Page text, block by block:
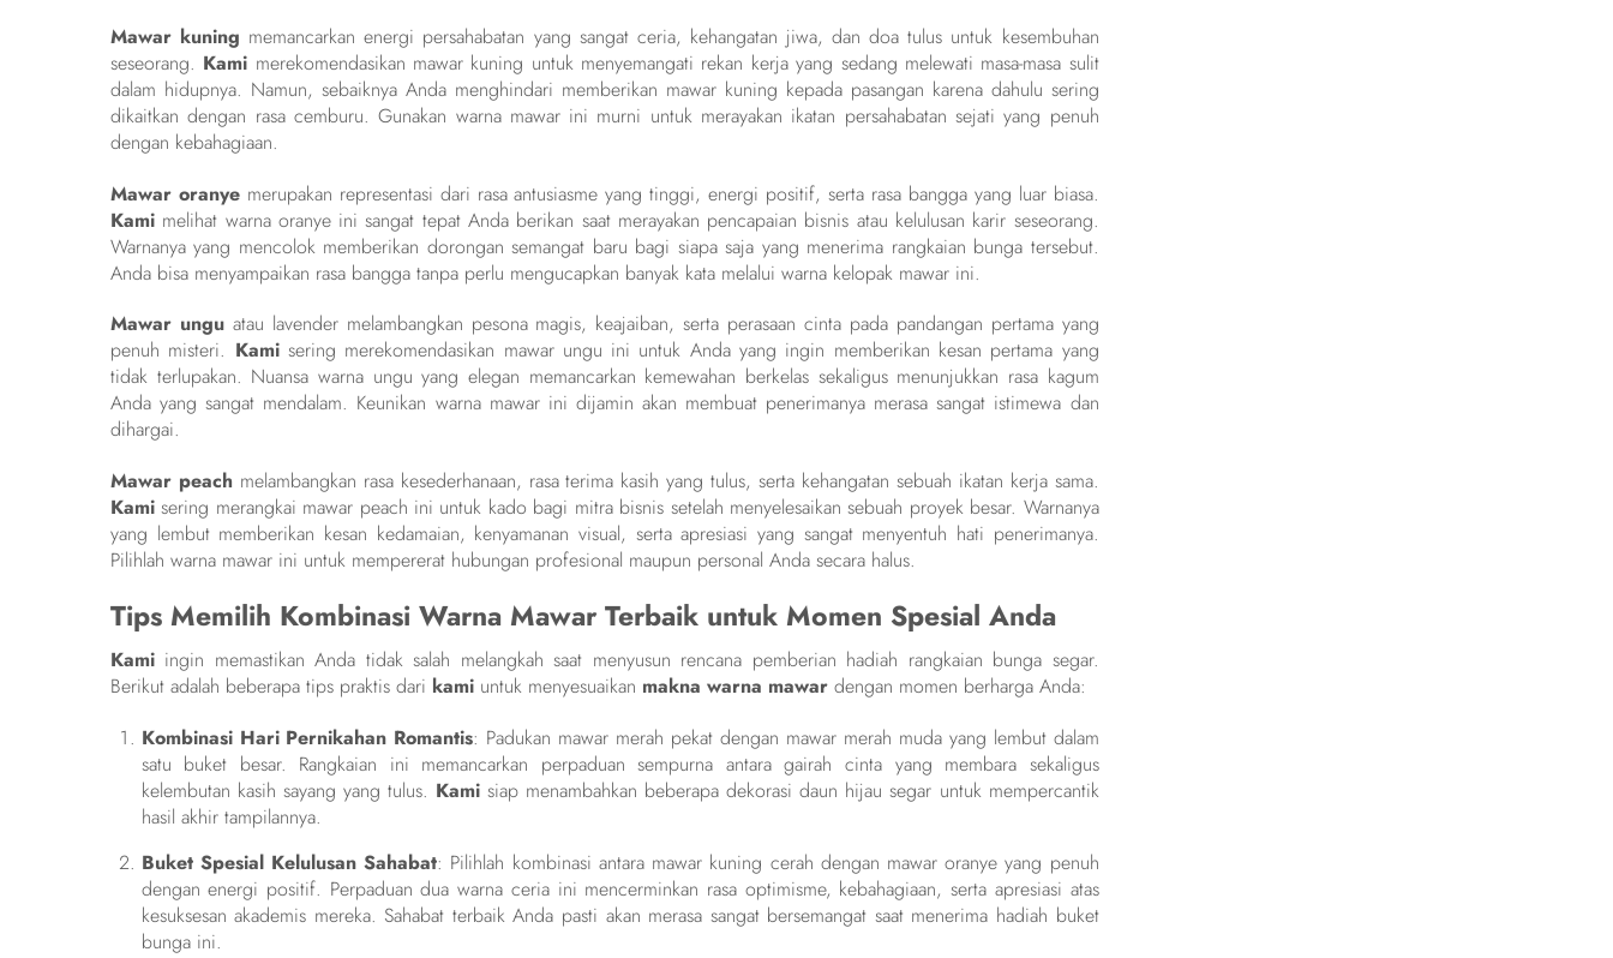
Mawar kuning memancarkan energi persahabatan yang sangat ceria, kehangatan jiwa, dan doa tulus untuk kesembuhan
seseorang. Kami merekomendasikan mawar kuning untuk menyemangati rekan kerja yang sedang melewati masa-masa sulit
dalam hidupnya. Namun, sebaiknya Anda menghindari memberikan mawar kuning kepada pasangan karena dahulu sering
dikaitkan dengan rasa cemburu. Gunakan warna mawar ini murni untuk merayakan ikatan persahabatan sejati yang penuh
dengan kebahagiaan.
Mawar oranyemerupakan representasi dari rasa antusiasme yang tinggi, energi positif, serta rasa bangga yang luar biasa.
Kami melihat warna oranye ini sangat tepat Anda berikan saat merayakan pencapaian bisnis atau kelulusan karir seseorang.
Warnanya yang mencolok memberikan dorongan semangat baru bagi siapa saja yang menerima rangkaian bunga tersebut.
Anda bisa menyampaikan rasa bangga tanpa perlu mengucapkan banyak kata melalui warna kelopak mawar ini.
Mawar unguatau lavender melambangkan pesona magis, keajaiban, serta perasaan cinta pada pandangan pertama yang
penuh misteri. Kamisering merekomendasikan mawar ungu ini untuk Anda yang ingin memberikan kesan pertama yang
tidak terlupakan. Nuansa warna ungu yang elegan memancarkan kemewahan berkelas sekaligus menunjukkan rasa kagum
Anda yang sangat mendalam. Keunikan warna mawar ini dijamin akan membuat penerimanya merasa sangat istimewa dan
dihargai.
Mawar peachmelambangkan rasa kesederhanaan, rasa terima kasih yang tulus, serta kehangatan sebuah ikatan kerja sama.
Kami sering merangkai mawar peach ini untuk kado bagi mitra bisnis setelah menyelesaikan sebuah proyek besar. Warnanya
yang lembut memberikan kesan kedamaian, kenyamanan visual, serta apresiasi yang sangat menyentuh hati penerimanya.
Pilihlah warna mawar ini untuk mempererat hubungan profesional maupun personal Anda secara halus.
Tips Memilih Kombinasi Warna Mawar Terbaik untuk Momen Spesial Anda
Kami ingin memastikan Anda tidak salah melangkah saat menyusun rencana pemberian hadiah rangkaian bunga segar.
Berikut adalah beberapa tips praktis dari kami untuk menyesuaikan makna warna mawar dengan momen berharga Anda:
Kombinasi Hari Pernikahan Romantis: Padukan mawar merah pekat dengan mawar merah muda yang lembut dalam
satu buket besar. Rangkaian ini memancarkan perpaduan sempurna antara gairah cinta yang membara sekaligus
kelembutan kasih sayang yang tulus. Kamisiap menambahkan beberapa dekorasi daun hijau segar untuk mempercantik
hasil akhir tampilannya.
Buket Spesial Kelulusan Sahabat: Pilihlah kombinasi antara mawar kuning cerah dengan mawar oranye yang penuh
dengan energi positif. Perpaduan dua warna ceria ini mencerminkan rasa optimisme, kebahagiaan, serta apresiasi atas
kesuksesan akademis mereka. Sahabat terbaik Anda pasti akan merasa sangat bersemangat saat menerima hadiah buket
bunga ini.